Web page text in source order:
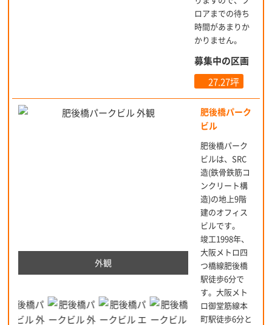
ロアまでの待ち
時間があまりか
かりません。
募集中の区画
27.27坪
外観
肥後橋パーク
ビル
肥後橋パーク
ビルは、SRC
造(鉄骨鉄筋コ
ンクリート構
造)の地上9階
建のオフィス
ビルです。
竣工1998年、
大阪メトロ四
つ橋線肥後橋
駅徒歩6分で
す。大阪メト
ロ御堂筋線本
町駅徒歩6分と